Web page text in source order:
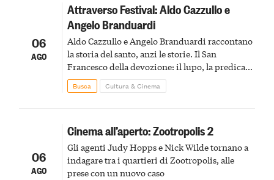
06
AGO
Attraverso Festival: Aldo Cazzullo e
Angelo Branduardi
Aldo Cazzullo e Angelo Branduardi raccontano
la storia del santo, anzi le storie. Il San
Francesco della devozione: il lupo, la predica
agli uccelli, le stimmate
Busca Cultura & Cinema
06
AGO
Cinema all’aperto: Zootropolis 2
Gli agenti Judy Hopps e Nick Wilde tornano a
indagare tra i quartieri di Zootropolis, alle
prese con un nuovo caso